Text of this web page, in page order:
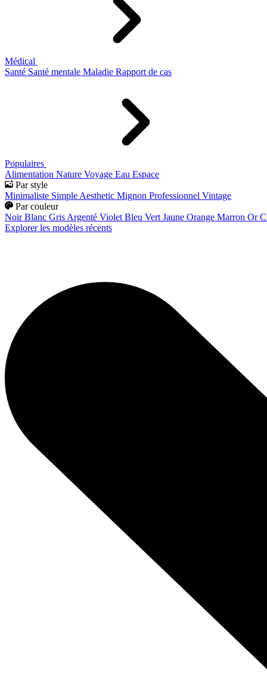
Médical
Santé Santé mentale Maladie Rapport de cas
Populaires
Alimentation Nature Voyage Eau Espace
Par style
Minimaliste Simple Aesthetic Mignon Professionnel Vintage
Par couleur
Noir Blanc Gris Argenté Violet Bleu Vert Jaune Orange Marron Or
Explorer les modèles récents